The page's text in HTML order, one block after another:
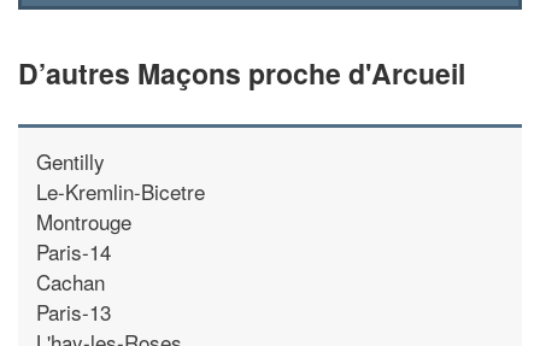
D’autres Maçons proche d'Arcueil
Gentilly
Le-Kremlin-Bicetre
Montrouge
Paris-14
Cachan
Paris-13